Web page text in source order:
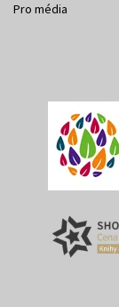
Pro média